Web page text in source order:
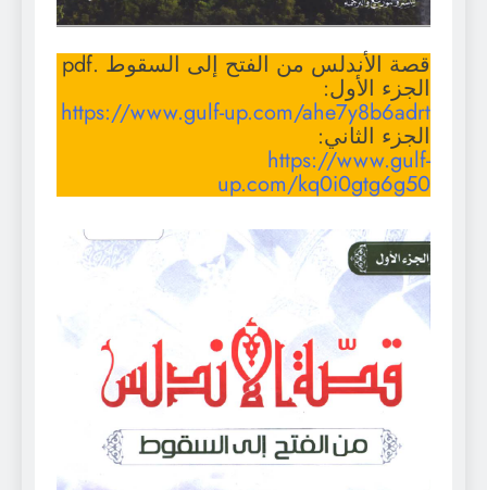
قصة الأندلس من الفتح إلى السقوط .pdf
الجزء الأول:
https://www.gulf-up.com/ahe7y8b6adrt
الجزء الثاني:
https://www.gulf-
up.com/kq0i0gtg6g50